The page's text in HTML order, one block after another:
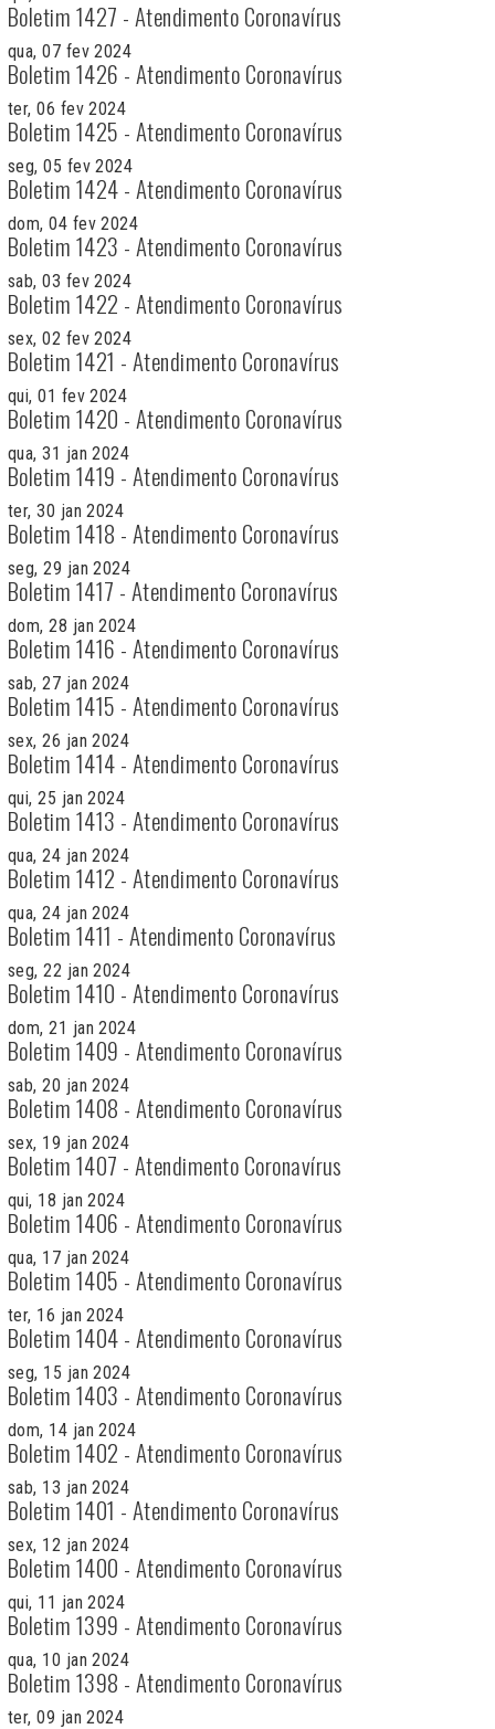
Boletim 1427 - Atendimento Coronavírus
qua, 07 fev 2024
Boletim 1426 - Atendimento Coronavírus
ter, 06 fev 2024
Boletim 1425 - Atendimento Coronavírus
seg, 05 fev 2024
Boletim 1424 - Atendimento Coronavírus
dom, 04 fev 2024
Boletim 1423 - Atendimento Coronavírus
sab, 03 fev 2024
Boletim 1422 - Atendimento Coronavírus
sex, 02 fev 2024
Boletim 1421 - Atendimento Coronavírus
qui, 01 fev 2024
Boletim 1420 - Atendimento Coronavírus
qua, 31 jan 2024
Boletim 1419 - Atendimento Coronavírus
ter, 30 jan 2024
Boletim 1418 - Atendimento Coronavírus
seg, 29 jan 2024
Boletim 1417 - Atendimento Coronavírus
dom, 28 jan 2024
Boletim 1416 - Atendimento Coronavírus
sab, 27 jan 2024
Boletim 1415 - Atendimento Coronavírus
sex, 26 jan 2024
Boletim 1414 - Atendimento Coronavírus
qui, 25 jan 2024
Boletim 1413 - Atendimento Coronavírus
qua, 24 jan 2024
Boletim 1412 - Atendimento Coronavírus
qua, 24 jan 2024
Boletim 1411 - Atendimento Coronavírus
seg, 22 jan 2024
Boletim 1410 - Atendimento Coronavírus
dom, 21 jan 2024
Boletim 1409 - Atendimento Coronavírus
sab, 20 jan 2024
Boletim 1408 - Atendimento Coronavírus
sex, 19 jan 2024
Boletim 1407 - Atendimento Coronavírus
qui, 18 jan 2024
Boletim 1406 - Atendimento Coronavírus
qua, 17 jan 2024
Boletim 1405 - Atendimento Coronavírus
ter, 16 jan 2024
Boletim 1404 - Atendimento Coronavírus
seg, 15 jan 2024
Boletim 1403 - Atendimento Coronavírus
dom, 14 jan 2024
Boletim 1402 - Atendimento Coronavírus
sab, 13 jan 2024
Boletim 1401 - Atendimento Coronavírus
sex, 12 jan 2024
Boletim 1400 - Atendimento Coronavírus
qui, 11 jan 2024
Boletim 1399 - Atendimento Coronavírus
qua, 10 jan 2024
Boletim 1398 - Atendimento Coronavírus
ter, 09 jan 2024